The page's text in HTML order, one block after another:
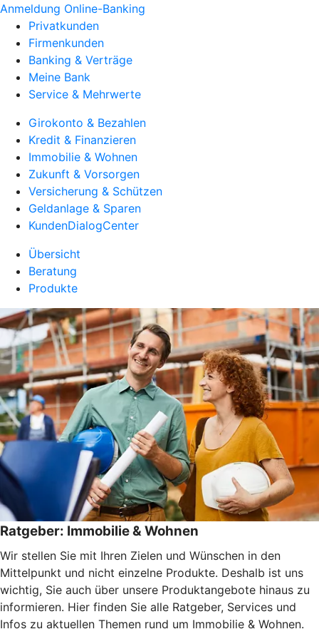
Anmeldung Online-Banking
Privatkunden
Firmenkunden
Banking & Verträge
Meine Bank
Service & Mehrwerte
Girokonto & Bezahlen
Kredit & Finanzieren
Immobilie & Wohnen
Zukunft & Vorsorgen
Versicherung & Schützen
Geldanlage & Sparen
KundenDialogCenter
Übersicht
Beratung
Produkte
Ratgeber: Immobilie & Wohnen
Wir stellen Sie mit Ihren Zielen und Wünschen in den
Mittelpunkt und nicht einzelne Produkte. Deshalb ist uns
wichtig, Sie auch über unsere Produktangebote hinaus zu
informieren. Hier finden Sie alle Ratgeber, Services und
Infos zu aktuellen Themen rund um Immobilie & Wohnen.